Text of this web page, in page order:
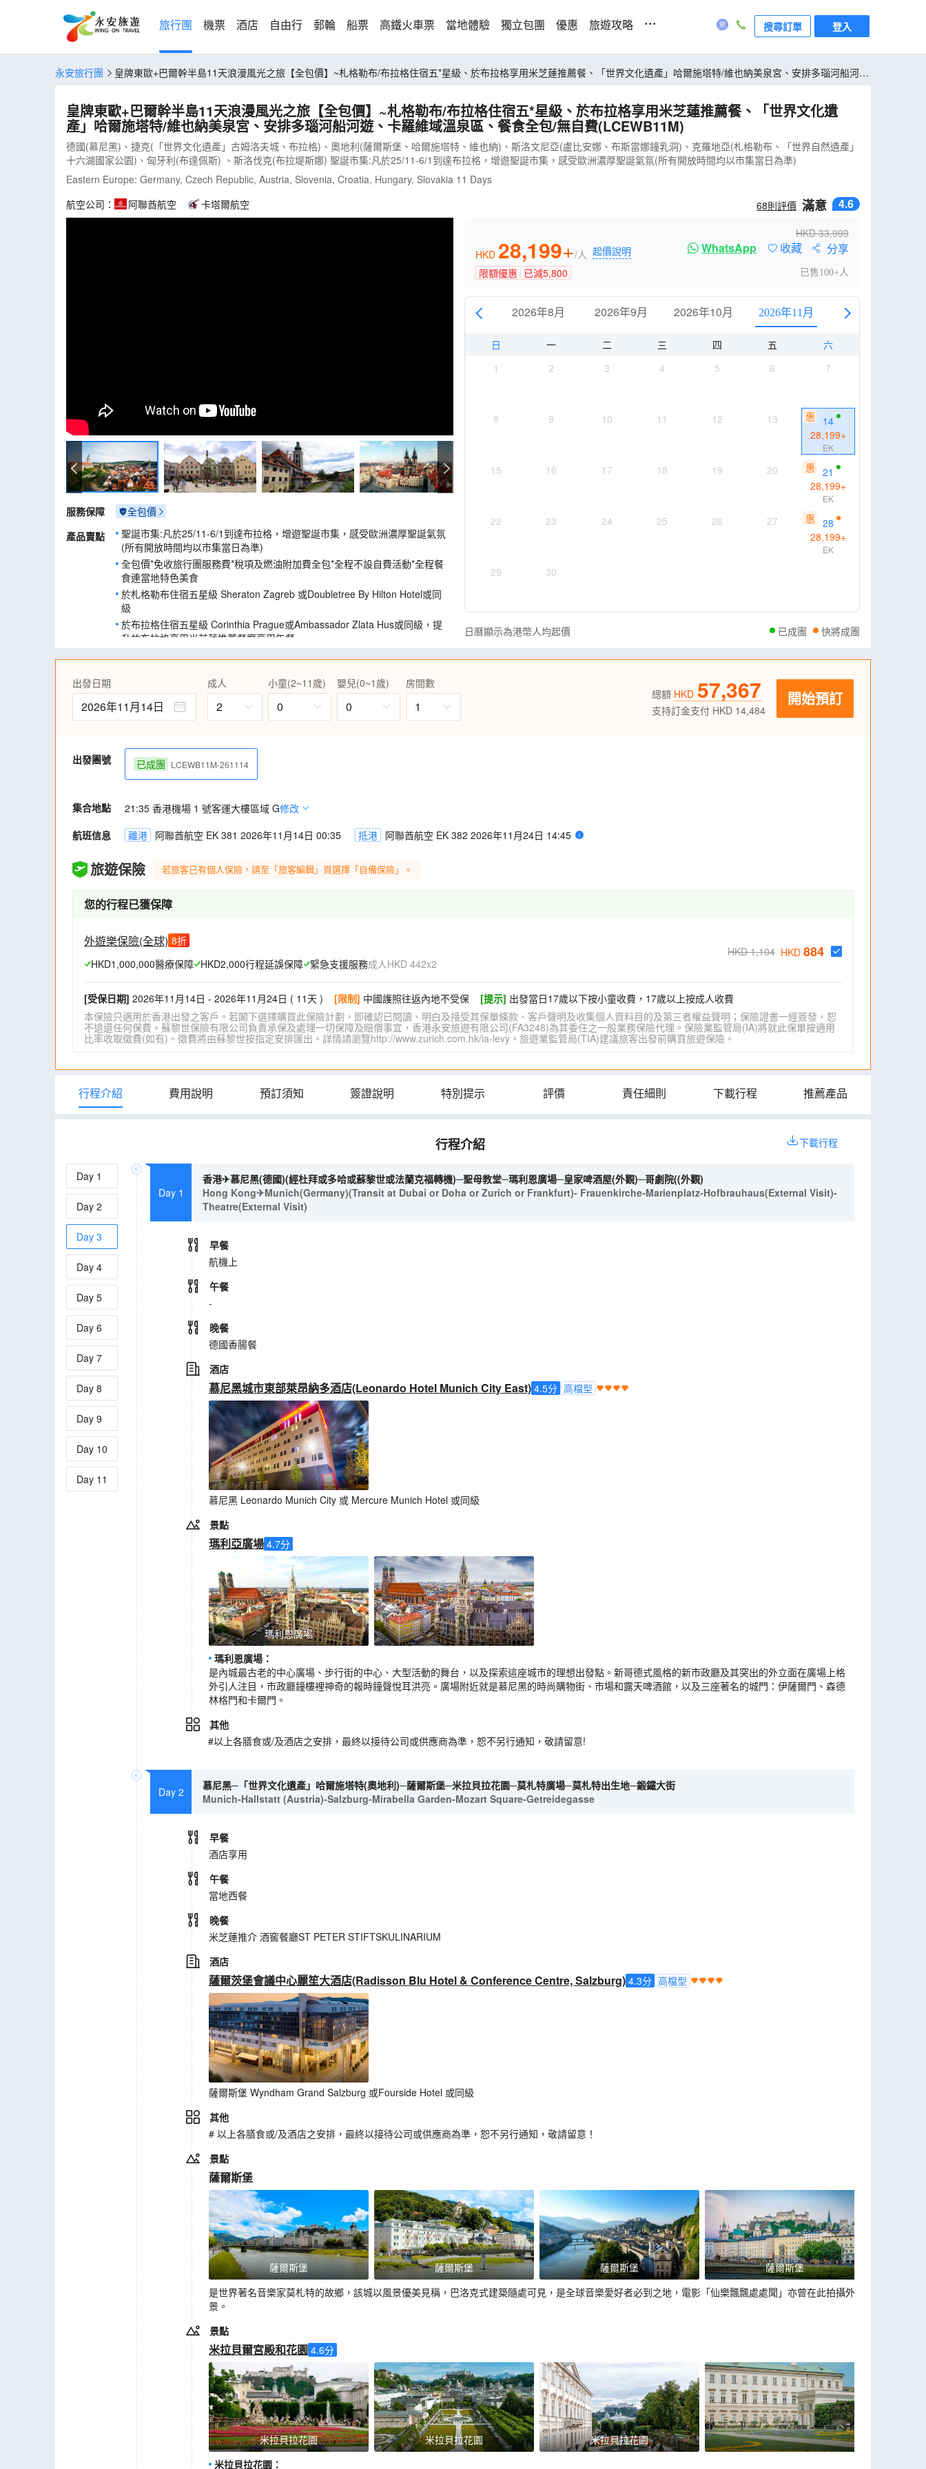
旅行團 機票 酒店 自由行 郵輪 船票 高鐵火車票 當地體驗 獨立包團 優惠 旅遊攻略 ... 搜尋訂單 登入
永安旅行團
皇牌東歐+巴爾幹半島11天浪漫風光之旅【全包價】~札格勒布/布拉格住宿五*星級、於布拉格享用米芝蓮推薦餐、「世界文化遺產」哈爾施塔特/維也納美泉宮、安排多瑙河船河
皇牌東歐+巴爾幹半島11天浪漫風光之旅【全包價】~札格勒布/布拉格住宿五*星級、於布拉格享用米芝蓮推薦餐、「世界文化遺
產」哈爾施塔特/維也納美泉宮、安排多瑙河船河遊、卡羅維域溫泉區、餐食全包/無自費(LCEWB11M)
德國(慕尼黑)、捷克(「世界文化遺產」古姆洛夫城、布拉格)、奧地利(薩爾斯堡、哈爾施塔特、維也納)、斯洛文尼亞(盧比安娜、布斯當娜鐘乳洞)、克羅地亞(札格勒布、「世界自然遺產」
十六湖國家公園)、匈牙利(布達佩斯) 、斯洛伐克(布拉堤斯娜) 聖誕市集:凡於25/11-6/1到達布拉格，增遊聖誕市集，感受歐洲濃厚聖誕氣氛(所有開放時間均以市集當日為準)
Eastern Europe: Germany, Czech Republic, Austria, Slovenia, Croatia, Hungary, Slovakia 11 Days
航空公司：
阿聯酋航空 卡塔爾航空 68則評價 滿意 4.6
服務保障
全包價
產品賣點
聖誕市集:凡於25/11-6/1到達布拉格，增遊聖誕市集，感受歐洲濃厚聖誕氣氛
(所有開放時間均以市集當日為準)
全包價*免收旅行團服務費*稅項及燃油附加費全包*全程不設自費活動*全程餐
食連當地特色美食
於札格勒布住宿五星級 Sheraton Zagreb 或Doubletree By Hilton Hotel或同
級
於布拉格住宿五星級 Corinthia Prague或Ambassador Zlata Hus或同級，提
升於布拉格享用米芝蓮推薦餐廳享用午餐。
前往德國名車之城～慕尼黑，到訪聖母教堂及城內最古老的瑪利恩廣場，步
行街中心等。
遊覽維也納兒童合唱團表演地─荷夫堡。
及御花園講解。
暢遊莫札特故鄉─薩爾斯堡，到訪莫札特廣場、美麗非凡的米拉貝拉花園。
走進童話小鎮─哈爾施塔特，被列為「世界文化遺產」，迷人的小鎮風光猶如
登上碧湖城堡(包入場)，於最佳觀賞位置從高角度俯瞰碧湖全貌，打卡醉人美
探訪歐洲最著名的鐘乳洞─布斯當娜鐘乳洞。乘觀光火車深入鐘乳洞，千姿百
前往斯洛文尼亞首都盧比安娜市內建築充滿浪漫氣息,絕對是個具魅力的迷人
暢遊克羅地亞首都札格勒布，別具特色的巴洛克式建築、教堂、雕像，是一
個處處散發東歐傳統特色的城市。
到訪溫泉區─哈堿斯，此乃匈牙利最受歡迎的養生度假勝地。
到訪布達佩斯欣賞多瑙河最佳地點～漁人堡，觀賞多瑙河畔點點船隻與長橋
影子。
佩斯市內美景。
探訪「世界文化遺產」古姆洛夫城，於十六世紀由意大利建築師重修，充滿
文藝復興建築色彩。
踏足「捷足著名溫泉鄉」卡羅維域溫泉區，體驗少有可以飲用之溫泉水。
動的山水名畫。
採乘阿聯酋航空往返,航班於同日抵達,相等於同類12天團
HKD33,999
HKD 28,199+/人 起價說明
限額優惠 已減5,800
WhatsApp 收藏 分享
已售100+人
2026年8月 2026年9月 2026年10月 2026年11月 2026年12月
日 一 二 三 四 五
六
1
2 3 4 5 6 7
8 9 10 11 12 13 惠
14
28,199+
EK
15 16 17 18 19 20 惠 21
28,199+
EK
22 23 24 25 26 27 惠 28
28,199+
EK
29 30
日曆顯示為港幣人均起價 已成團 快將成團
出發日期
2026年11月14日
成人
2
小童(2~11歲)
0
嬰兒(0~1歲)
0
房間數
1
總額 HKD 57,367
支持訂金支付 HKD 14,484
開始預訂
出發團號 已成團 LCEWB11M-261114
集合地點 21:35 香港機場 1 號客運大樓區域 G修改
航班信息
離港 阿聯酋航空 EK 381 2026年11月14日 00:35 抵港 阿聯酋航空 EK 382 2026年11月24日 14:45
旅遊保險 若旅客已有個人保險，請至「旅客編輯」頁選擇「自備保險」。
您的行程已獲保障
外遊樂保險(全球) 8折
HKD1,000,000醫療保障 HKD2,000行程延誤保障 緊急支援服務成人HKD 442x2
HKD 1,104 HKD 884
[受保日期] 2026年11月14日 - 2026年11月24日 ( 11天 ) [限制] 中國護照往返內地不受保 [提示] 出發當日17歲以下按小童收費，17歲以上按成人收費
本保險只適用於香港出發之客戶。若閣下選擇購買此保險計劃，即確認已閱讀、明白及接受其保單條款、客戶聲明及收集個人資料目的及第三者權益聲明；保險證書一經簽發，恕
不退還任何保費。蘇黎世保險有限公司負責承保及處理一切保障及賠償事宜，香港永安旅遊有限公司(FA3248)為其委任之一般業務保險代理。保險業監管局(IA)將就此保單按適用
比率收取徵費(如有)。徵費將由蘇黎世按指定安排匯出。詳情請瀏覽http://www.zurich.com.hk/ia-levy。旅遊業監管局(TIA)建議旅客出發前購買旅遊保險。
行程介紹 費用說明 預訂須知 簽證說明 特別提示 評價 責任細則 下載行程 推薦產品
行程介紹 下載行程
Day 1
Day 2
Day 3
Day 4
Day 5
Day 6
Day 7
Day 8
Day 9
Day 10
Day 11
Day 1
香港✈慕尼黑(德國)(經杜拜或多哈或蘇黎世或法蘭克福轉機)─聖母教堂─瑪利恩廣場─皇家啤酒屋(外觀)─哥劇院((外觀)
Hong Kong✈Munich(Germany)(Transit at Dubai or Doha or Zurich or Frankfurt)- Frauenkirche-Marienplatz-Hofbrauhaus(External Visit)-
Theatre(External Visit)
早餐
航機上
午餐
-
晚餐
德國香腸餐
酒店
慕尼黑城市東部萊昂納多酒店(Leonardo Hotel Munich City East) 4.5分 高檔型
慕尼黑 Leonardo Munich City 或 Mercure Munich Hotel 或同級
景點
瑪利亞廣場 4.7分
瑪利恩廣場
瑪利恩廣場 ：
是內城最古老的中心廣場、步行街的中心、大型活動的舞台，以及探索這座城市的理想出發點。新哥德式風格的新市政廳及其突出的外立面在廣場上格
外引人注目，市政廳鐘樓裡神奇的報時鐘聲悅耳洪亮。廣場附近就是慕尼黑的時尚購物街、市場和露天啤酒館，以及三座著名的城門：伊薩爾門、森德
林格門和卡爾門。
其他
#以上各膳食或/及酒店之安排，最終以接待公司或供應商為準，恕不另行通知，敬請留意!
Day 2
慕尼黑─「世界文化遺產」哈爾施塔特(奧地利)─薩爾斯堡─米拉貝拉花園─莫札特廣場─莫札特出生地─鍛鐵大街
Munich-Hallstatt (Austria)-Salzburg-Mirabella Garden-Mozart Square-Getreidegasse
早餐
酒店享用
午餐
當地西餐
晚餐
米芝蓮推介 酒窖餐廳ST PETER STIFTSKULINARIUM
酒店
薩爾茨堡會議中心麗笙大酒店(Radisson Blu Hotel & Conference Centre, Salzburg) 4.3分 高檔型
薩爾斯堡 Wyndham Grand Salzburg 或Fourside Hotel 或同級
其他
# 以上各膳食或/及酒店之安排，最終以接待公司或供應商為準，恕不另行通知，敬請留意！
景點
薩爾斯堡
薩爾斯堡 薩爾斯堡 薩爾斯堡
薩爾斯堡
是世界著名音樂家莫札特的故鄉，該城以風景優美見稱，巴洛克式建築隨處可見，是全球音樂愛好者必到之地，電影「仙樂飄飄處處聞」亦曾在此拍攝外
景。
景點
米拉貝爾宮殿和花園 4.6分
米拉貝拉花園 米拉貝拉花園
米拉貝拉花園
米拉貝拉花園 ：